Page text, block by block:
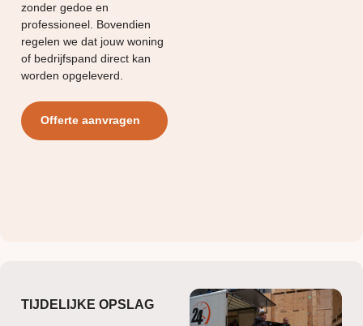
zonder gedoe en
professioneel. Bovendien
regelen we dat jouw woning
of bedrijfspand direct kan
worden opgeleverd.
Offerte aanvragen
TIJDELIJKE OPSLAG